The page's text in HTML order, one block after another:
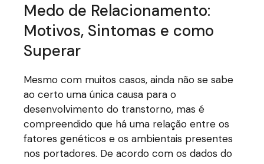
Medo de Relacionamento:
Motivos, Sintomas e como
Superar
Mesmo com muitos casos, ainda não se sabe
ao certo uma única causa para o
desenvolvimento do transtorno, mas é
compreendido que há uma relação entre os
fatores genéticos e os ambientais presentes
nos portadores. De acordo com os dados do